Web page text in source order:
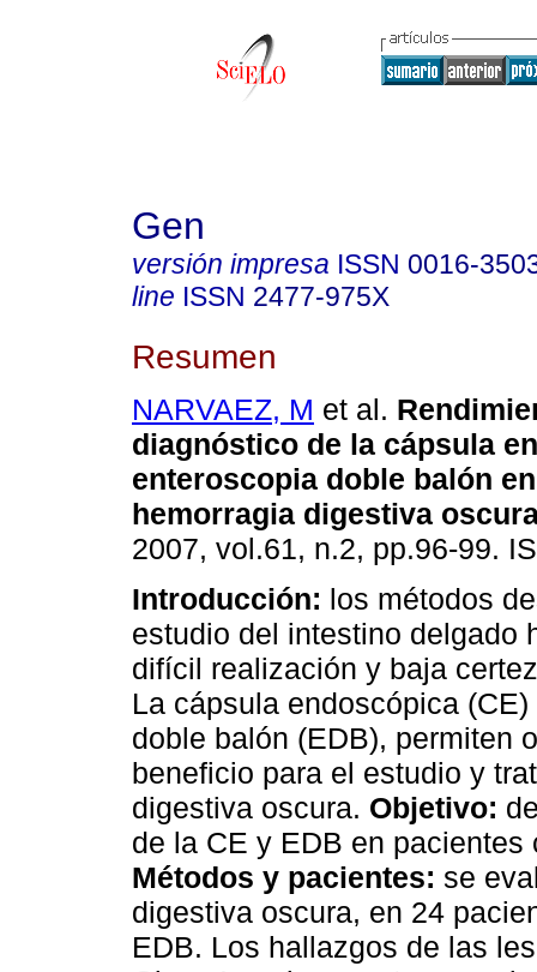
Gen
versión impresa ISSN 0016-
line ISSN 2477-975X
Resumen
NARVAEZ, M et al.
diagnóstico de la cápsula
enteroscopia doble balón
hemorragia digestiva
2007, vol.61, n.2, pp.96-99.
Introducción: los métodos
estudio del intestino delgado
difícil realización y baja
La cápsula endoscópica
doble balón (EDB), permiten
beneficio para el estudio y
digestiva oscura. Objetivo:
de la CE y EDB en
Métodos y pacientes: se
digestiva oscura, en 24
EDB. Los hallazgos de las